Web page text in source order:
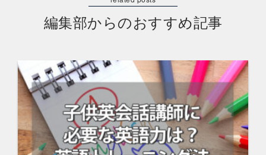
編集部からのおすすめ記事